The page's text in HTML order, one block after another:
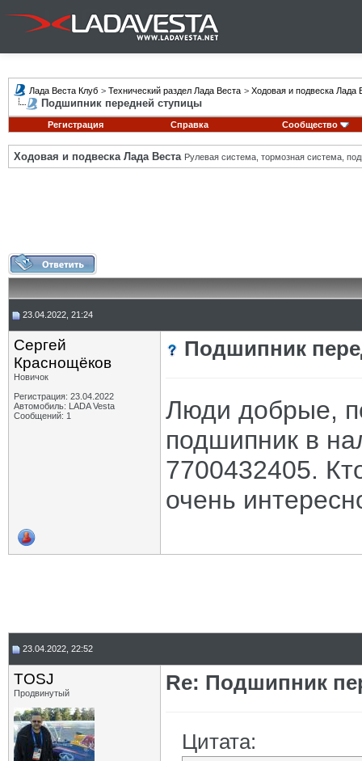
Лада Веста Клуб > Технический раздел Лада Веста > Ходовая и подвеска Лада
Подшипник передней ступицы
Регистрация Справка Сообщество
Ходовая и подвеска Лада Веста Рулевая система, тормозная система,
23.04.2022, 21:24
Сергей
Краснощёков
Новичок
Регистрация: 23.04.2022
Автомобиль: LADA Vesta
Сообщений: 1
Подшипник
Люди добрые,
подшипник в
7700432405.
очень
23.04.2022, 22:52
TOSJ
Продвинутый Re: Подшипник
Цитата: